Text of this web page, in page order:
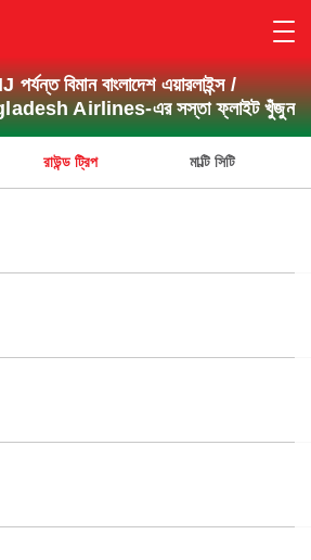
বিমান বাংলাদেশ এয়ারলাইন্স /
Airlines-এর সস্তা ফ্লাইট খুঁজুন
রাউন্ড ট্রিপ মাল্টি সিটি